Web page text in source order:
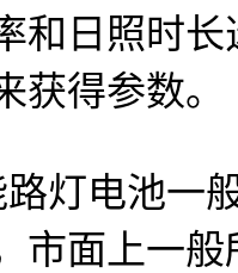
和日照时
获得参数。
灯电池一
市面上一